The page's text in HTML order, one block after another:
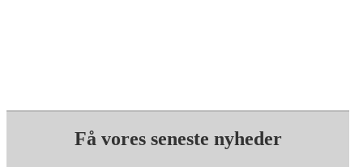
Få vores seneste nyheder